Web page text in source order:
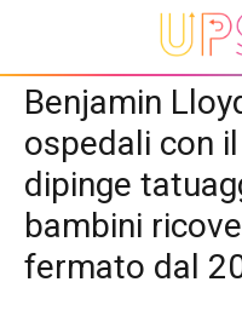
Benjamin
ospedali con
dipinge
bambini
fermato dal